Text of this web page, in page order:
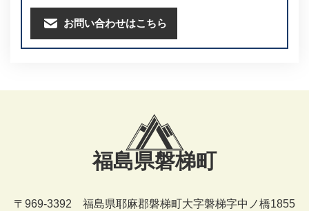
お問い合わせはこちら
福島県磐梯町
〒969-3392 福島県耶麻郡磐梯町大字磐梯字中ノ橋1855